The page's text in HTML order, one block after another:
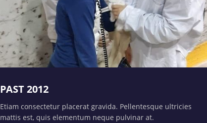
PAST 2012
Etiam consectetur placerat gravida. Pellentesque ultricies
mattis est, quis elementum neque pulvinar at.